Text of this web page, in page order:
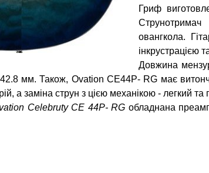
Гриф
овангкола.
інкрустрацією
Довжина
мм. Також, Ovation CE44P- RG має
а заміна струн з цією механікою - легкий
Celebruty CE 44P- RG обладнана